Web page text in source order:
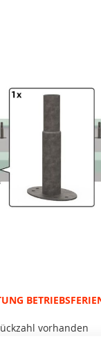
vorhanden